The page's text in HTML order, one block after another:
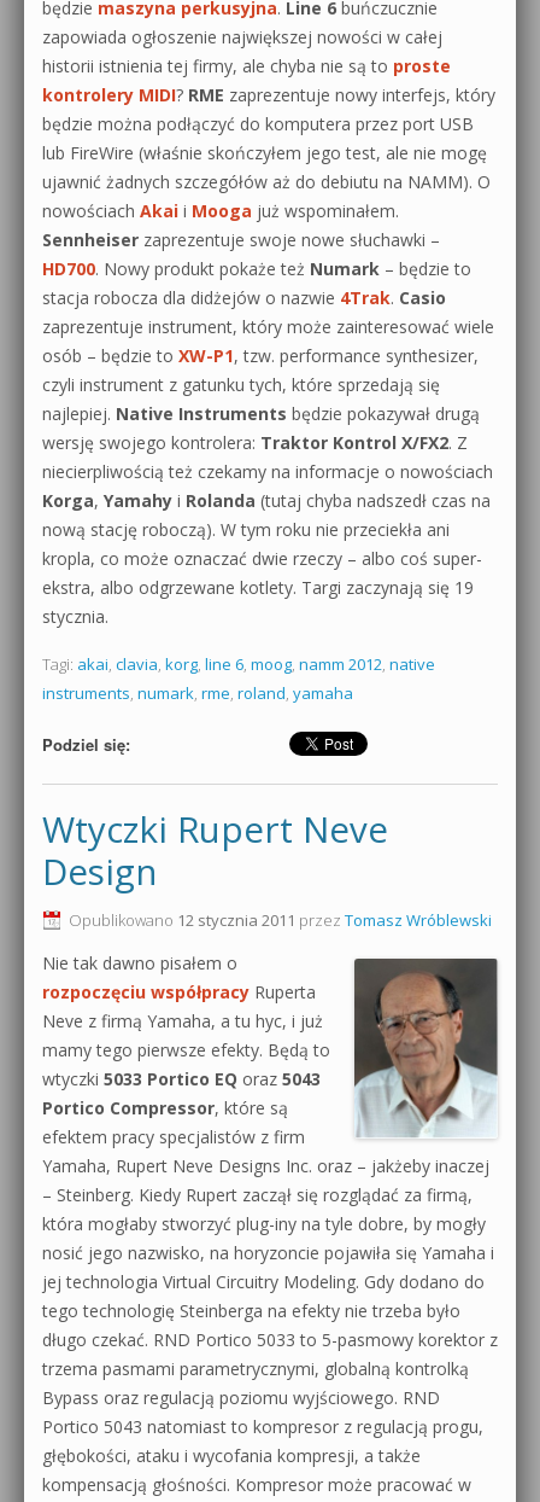
będzie maszyna perkusyjna. Line 6 buńczucznie
zapowiada ogłoszenie największej nowości w całej
historii istnienia tej firmy, ale chyba nie są to proste
kontrolery MIDI? RME zaprezentuje nowy interfejs, który
będzie można podłączyć do komputera przez port USB
lub FireWire (właśnie skończyłem jego test, ale nie mogę
ujawnić żadnych szczegółów aż do debiutu na NAMM). O
nowościach Akai i Mooga już wspominałem.
Sennheiser zaprezentuje swoje nowe słuchawki –
HD700. Nowy produkt pokaże też Numark – będzie to
stacja robocza dla didżejów o nazwie 4Trak. Casio
zaprezentuje instrument, który może zainteresować wiele
osób – będzie to XW-P1, tzw. performance synthesizer,
czyli instrument z gatunku tych, które sprzedają się
najlepiej. Native Instruments będzie pokazywał drugą
wersję swojego kontrolera: Traktor Kontrol X/FX2. Z
niecierpliwością też czekamy na informacje o nowościach
Korga, Yamahy i Rolanda (tutaj chyba nadszedł czas na
nową stację roboczą). W tym roku nie przeciekła ani
kropla, co może oznaczać dwie rzeczy – albo coś super-
ekstra, albo odgrzewane kotlety. Targi zaczynają się 19
stycznia.
Tagi: akai, clavia, korg, line 6, moog, namm 2012, native
instruments, numark, rme, roland, yamaha
Podziel się:
Wtyczki Rupert Neve
Design
Opublikowano 12 stycznia 2011 przez Tomasz Wróblewski
Nie tak dawno pisałem o
rozpoczęciu współpracy Ruperta
Neve z firmą Yamaha, a tu hyc, i już
mamy tego pierwsze efekty. Będą to
wtyczki 5033 Portico EQ oraz 5043
Portico Compressor, które są
efektem pracy specjalistów z firm
Yamaha, Rupert Neve Designs Inc. oraz – jakżeby inaczej
– Steinberg. Kiedy Rupert zaczął się rozglądać za firmą,
która mogłaby stworzyć plug-iny na tyle dobre, by mogły
nosić jego nazwisko, na horyzoncie pojawiła się Yamaha i
jej technologia Virtual Circuitry Modeling. Gdy dodano do
tego technologię Steinberga na efekty nie trzeba było
długo czekać. RND Portico 5033 to 5-pasmowy korektor z
trzema pasmami parametrycznymi, globalną kontrolką
Bypass oraz regulacją poziomu wyjściowego. RND
Portico 5043 natomiast to kompresor z regulacją progu,
głębokości, ataku i wycofania kompresji, a także
kompensacją głośności. Kompresor może pracować w